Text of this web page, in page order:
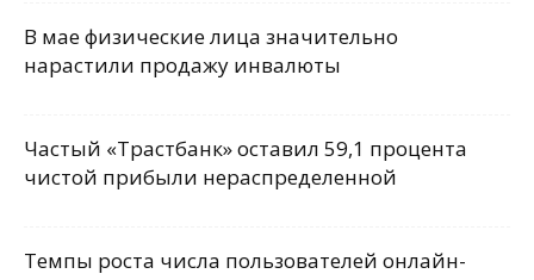
В мае физические лица значительно
нарастили продажу инвалюты
Частый «Трастбанк» оставил 59,1 процента
чистой прибыли нераспределенной
Темпы роста числа пользователей онлайн-